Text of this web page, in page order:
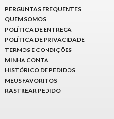
PERGUNTAS FREQUENTES
QUEM SOMOS
POLÍTICA DE ENTREGA
POLÍTICA DE PRIVACIDADE
TERMOS E CONDIÇÕES
MINHA CONTA
HISTÓRICO DE PEDIDOS
MEUS FAVORITOS
RASTREAR PEDIDO